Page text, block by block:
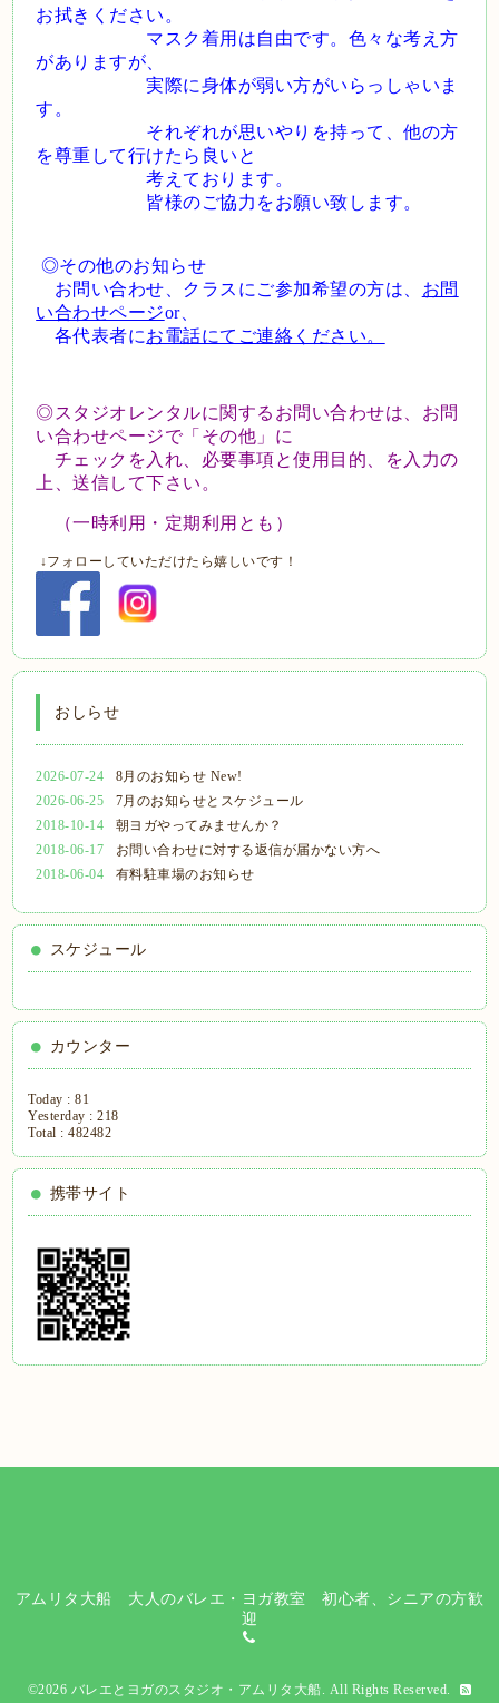
お拭きください。
マスク着用は自由です。色々な考え方
がありますが、
実際に身体が弱い方がいらっしゃいま
す。
それぞれが思いやりを持って、他の方
を尊重して行けたら良いと
考えております。
皆様のご協力をお願い致します。
◎その他のお知らせ
お問い合わせ、クラスにご参加希望の方は、 お問
い合わせページor、
各代表者にお電話にてご連絡ください。
◎スタジオレンタルに関するお問い合わせは、お問
い合わせページで「その他」に
チェックを入れ、 必要事項と使用目的、を入力の
上、送信して下さい。
（一時利用・定期利用とも）
↓フォローしていただけたら嬉しいです！
おしらせ
2026-07-24
8月のお知らせ New!
2026-06-25
7月のお知らせとスケジュール
2018-10-14
朝ヨガやってみませんか？
2018-06-17
お問い合わせに対する返信が届かない方へ
2018-06-04
有料駐車場のお知らせ
スケジュール
カウンター
Today :81
Yesterday :218
Total :482482
携帯サイト
アムリタ大船 大人のバレエ・ヨガ教室 初心者、シニアの方歓
迎
©2026 バレエとヨガのスタジオ・アムリタ大船 . All Rights Reserved.